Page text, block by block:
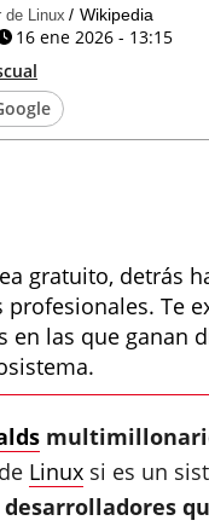
de Linux Wikipedia
16 ene 2026 - 13:15
gratuito, detrás
Te
en las que ganan
Linux si es un
desarrolladores